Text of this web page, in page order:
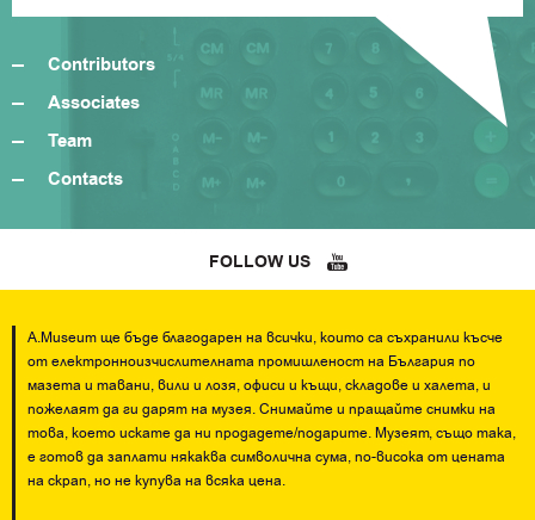
Contributors
Associates
Team
Contacts
FOLLOW US
A.Museum ще бъде благодарен на всички, които са съхранили късче
от електронноизчислителната промишленост на България по
мазета и тавани, вили и лозя, офиси и къщи, складове и халета, и
пожелаят да ги дарят на музея. Снимайте и пращайте снимки на
това, което искате да ни продадете/подарите. Музеят, също така,
е готов да заплати някаква символична сума, по-висока от цената
на скрап, но не купува на всяка цена.